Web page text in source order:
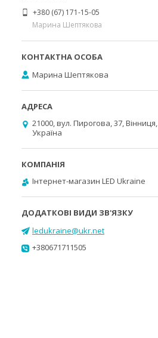
+380 (67) 171-15-05
Марина Шептякова
Марина Шептякова
21000, вул. Пирогова, 37, Вінниця,
Україна
Інтернет-магазин LED Ukraine
ledukraine@ukr.net
+380671711505